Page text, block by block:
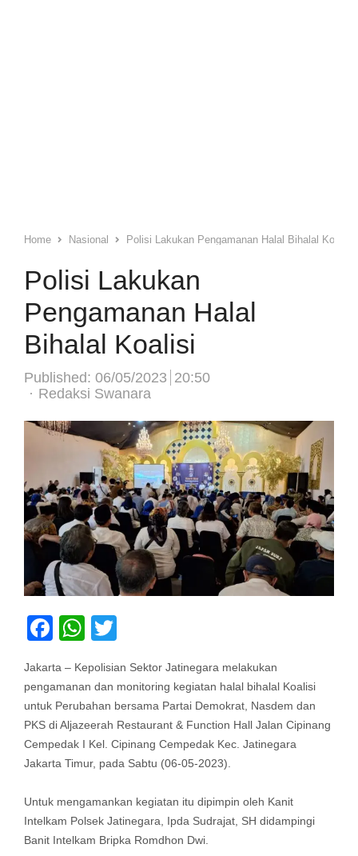
Home Nasional Polisi Lakukan Pengamanan Halal Bihalal Koalisi
Polisi Lakukan
Pengamanan Halal
Bihalal Koalisi
Published: 06/05/2023 20:50
Author
Redaksi Swanara
Facebook
WhatsApp
Jakarta – Kepolisian Sektor Jatinegara melakukan
pengamanan dan monitoring kegiatan halal bihalal Koalisi
untuk Perubahan bersama Partai Demokrat, Nasdem dan
PKS di Aljazeerah Restaurant & Function Hall Jalan Cipinang
Cempedak I Kel. Cipinang Cempedak Kec. Jatinegara
Jakarta Timur, pada Sabtu (06-05-2023).
Untuk mengamankan kegiatan itu dipimpin oleh Kanit
Intelkam Polsek Jatinegara, Ipda Sudrajat, SH didampingi
Banit Intelkam Bripka Romdhon Dwi.